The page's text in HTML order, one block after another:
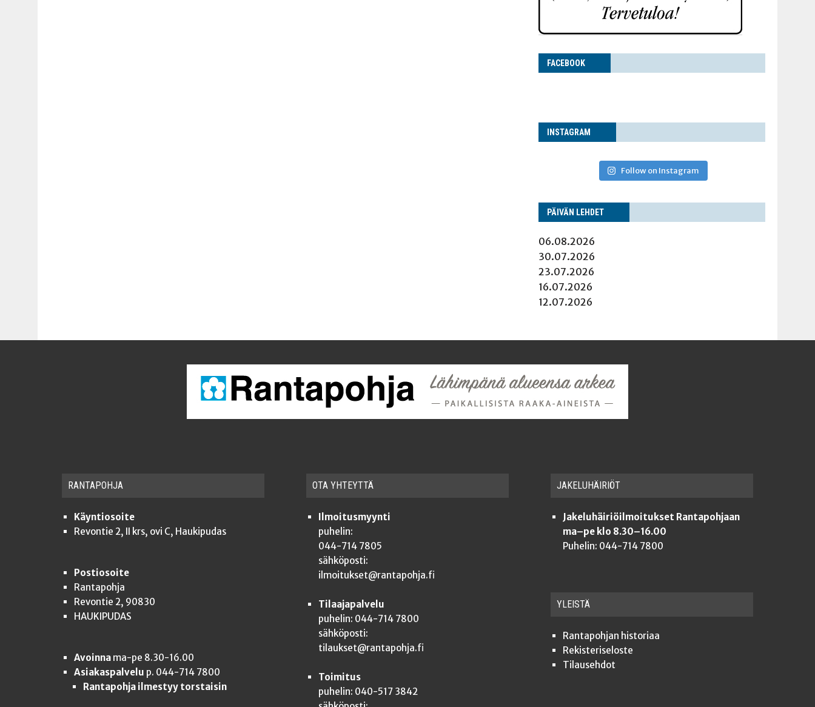
FACE­BOOK
INS­TA­GRAM
Follow on Instagram
PÄI­VÄN LEHDET
06.08.2026
30.07.2026
23.07.2026
16.07.2026
12.07.2026
RAN­TA­POH­JA
Käyntiosoite
Revontie 2, II krs, ovi C, Haukipudas
Postiosoite
Rantapohja
Revontie 2, 90830
HAUKIPUDAS
Avoinna ma-pe 8.30-16.00
Asiakaspalvelu p. 044-714 7800
Rantapohja ilmestyy torstaisin
OTA YHTEYT­TÄ
Ilmoitusmyynti
puhelin:
044-714 7805
sähköposti:
ilmoitukset@rantapohja.fi
Tilaajapalvelu
puhelin: 044-714 7800
sähköposti:
tilaukset@rantapohja.fi
Toimitus
puhelin: 040-517 3842
JAKE­LU­HÄI­RIÖT
Jakeluhäiriöilmoitukset Rantapohjaan
ma–pe klo 8.30–16.00
Puhelin: 044-714 7800
YLEISTÄ
Ran­ta­poh­jan historiaa
Rekis­te­ri­se­los­te
Tilauseh­dot